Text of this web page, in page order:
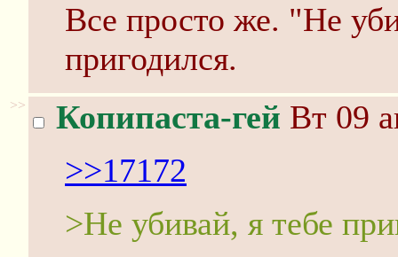
Все просто же. "Не
пригодился.
>> Копипаста-гей Вт 09
>>17172
>Не убивай, я тебе